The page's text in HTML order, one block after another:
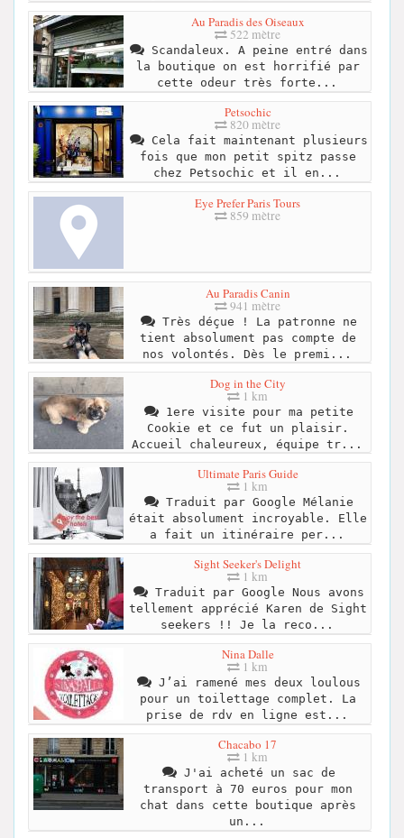
Au Paradis des Oiseaux
522 mètre
Scandaleux. A peine entré dans
la boutique on est horrifié par
cette odeur très forte...
Petsochic
820 mètre
Cela fait maintenant plusieurs
fois que mon petit spitz passe
chez Petsochic et il en...
Eye Prefer Paris Tours
859 mètre
Au Paradis Canin
941 mètre
Très déçue ! La patronne ne
tient absolument pas compte de
nos volontés. Dès le premi...
Dog in the City
1 km
1ere visite pour ma petite
Cookie et ce fut un plaisir.
Accueil chaleureux, équipe tr...
Ultimate Paris Guide
1 km
Traduit par Google Mélanie
était absolument incroyable. Elle
a fait un itinéraire per...
Sight Seeker's Delight
1 km
Traduit par Google Nous avons
tellement apprécié Karen de Sight
seekers !! Je la reco...
Nina Dalle
1 km
J’ai ramené mes deux loulous
pour un toilettage complet. La
prise de rdv en ligne est...
Chacabo 17
1 km
J'ai acheté un sac de
transport à 70 euros pour mon
chat dans cette boutique après
un...